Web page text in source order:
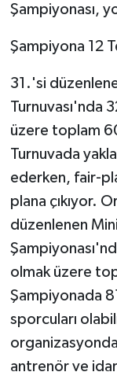
Şampiyonası,
Şampiyona 12
31.'si
Turnuvası'nda
üzere toplam
Turnuvada
ederken, fair-
plana çıkıyor.
düzenlenen
olmak üzere
Şampiyonada
sporcuları
antrenör ve